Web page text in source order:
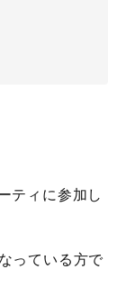
ティに参加し
っている方で